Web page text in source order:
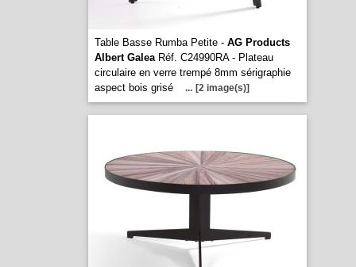
Table Basse Rumba Petite - AG Products
Albert GaleaRéf. C24990RA - Plateau
circulaire en verre trempé 8mm sérigraphie
aspect bois grisé
... [2 image(s)]